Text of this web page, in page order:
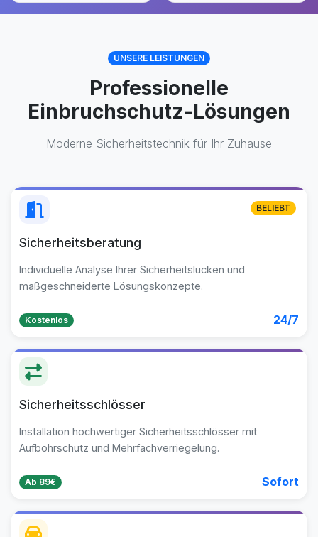
UNSERE LEISTUNGEN
Professionelle
Einbruchschutz-Lösungen
Moderne Sicherheitstechnik für Ihr Zuhause
Sicherheitsberatung
Individuelle Analyse Ihrer Sicherheitslücken und
maßgeschneiderte Lösungskonzepte.
Kostenlos 24/7
BELIEBT
Sicherheitsschlösser
Installation hochwertiger Sicherheitsschlösser mit
Aufbohrschutz und Mehrfachverriegelung.
Ab 89€ Sofort